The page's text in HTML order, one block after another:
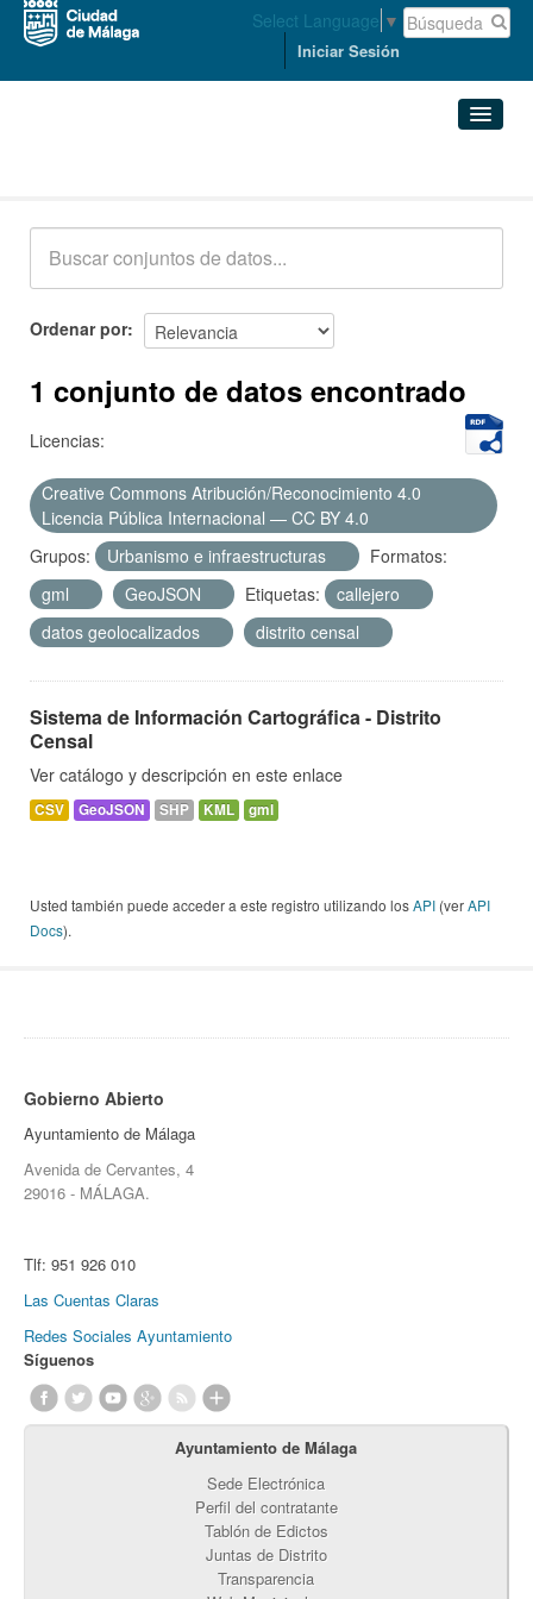
Select Language ▼
Iniciar Sesión
Acerca de
Ordenar por
1 conjunto de datos encontrado
Licencias:
Creative Commons Atribución/Reconocimiento 4.0
Licencia Pública Internacional — CC BY 4.0
Grupos:
Urbanismo e infraestructuras
Formatos:
gml
GeoJSON Etiquetas:
callejero
datos geolocalizados
distrito censal
Sistema de Información Cartográfica - Distrito
Censal
Ver catálogo y descripción en este enlace
CSV GeoJSON SHP KML gml
Usted también puede acceder a este registro utilizando losAPI (verAPI
Docs).
Gobierno Abierto
Ayuntamiento de Málaga
Avenida de Cervantes, 4
29016 - MÁLAGA.
Tlf: 951 926 010
Las Cuentas Claras
Redes Sociales Ayuntamiento
Síguenos
Ayuntamiento de Málaga
Sede Electrónica
Perfil del contratante
Tablón de Edictos
Juntas de Distrito
Transparencia